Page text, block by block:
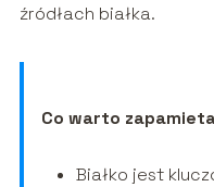
źródłach białka.
Co warto
Białko jest